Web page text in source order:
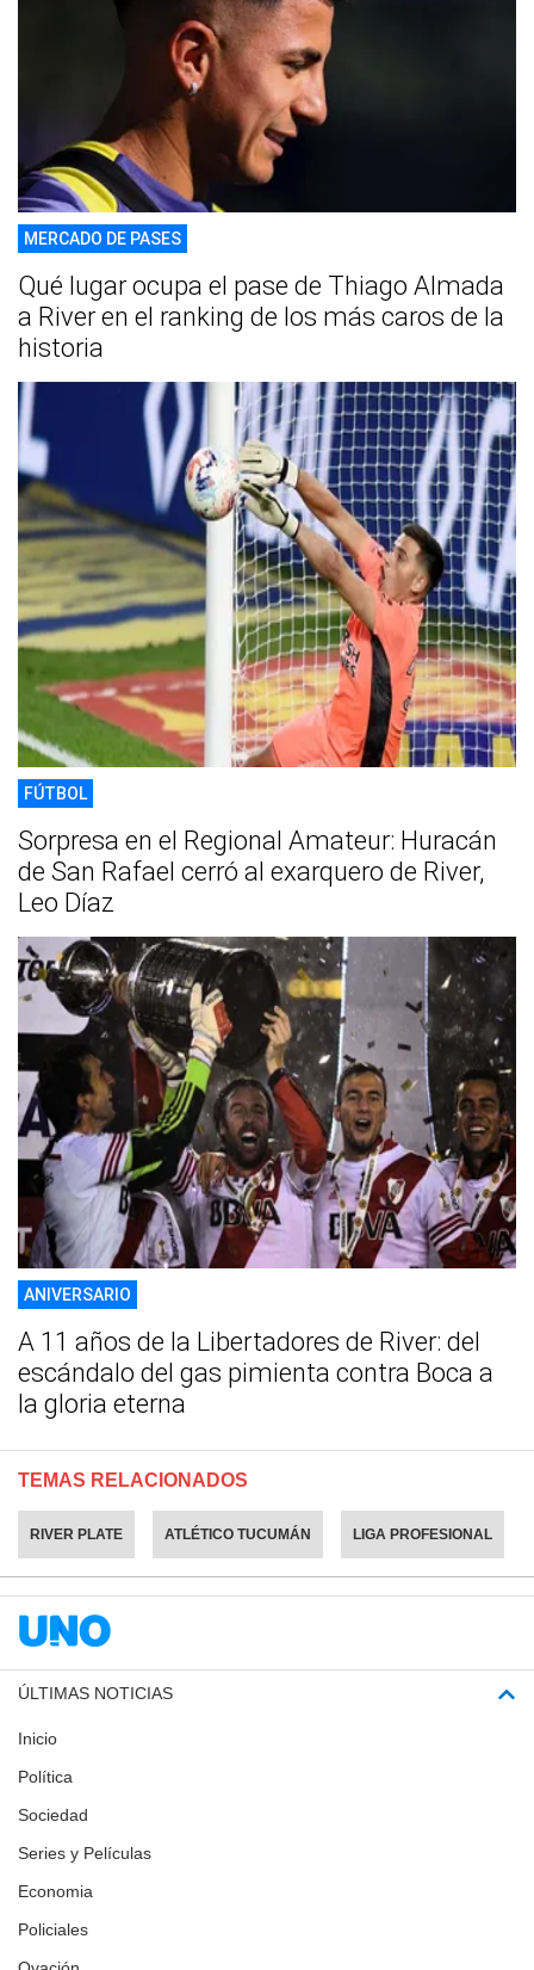
MERCADO DE PASES
Qué lugar ocupa el pase de Thiago Almada
a River en el ranking de los más caros de la
historia
FÚTBOL
Sorpresa en el Regional Amateur: Huracán
de San Rafael cerró al exarquero de River,
Leo Díaz
ANIVERSARIO
A 11 años de la Libertadores de River: del
escándalo del gas pimienta contra Boca a
la gloria eterna
TEMAS RELACIONADOS
RIVER PLATE ATLÉTICO TUCUMÁN LIGA PROFESIONAL
ÚLTIMAS NOTICIAS
Inicio
Política
Sociedad
Series y Películas
Economia
Policiales